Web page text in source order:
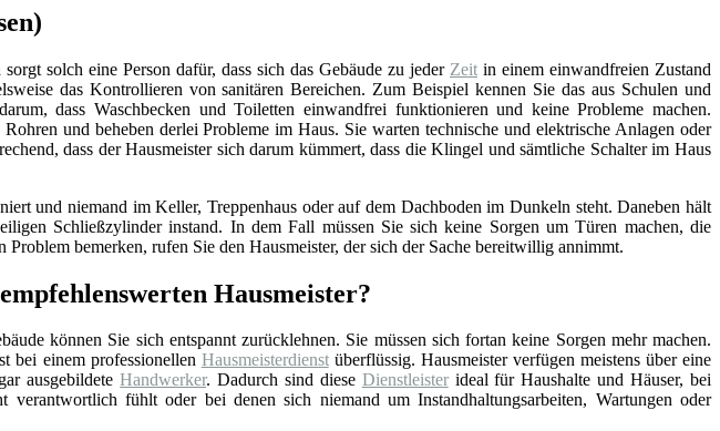
solch eine Person dafür, dass sich das Gebäude zu jeder Zeit in einem einwandfreien Zustand
das Kontrollieren von sanitären Bereichen. Zum Beispiel kennen Sie das aus Schulen und
dass Waschbecken und Toiletten einwandfrei funktionieren und keine Probleme machen.
und beheben derlei Probleme im Haus. Sie warten technische und elektrische Anlagen oder
dass der Hausmeister sich darum kümmert, dass die Klingel und sämtliche Schalter im Haus
und niemand im Keller, Treppenhaus oder auf dem Dachboden im Dunkeln steht. Daneben hält
Schließzylinder instand. In dem Fall müssen Sie sich keine Sorgen um Türen machen, die
Problem bemerken, rufen Sie den Hausmeister, der sich der Sache bereitwillig annimmt.
Hausmeister?
können Sie sich entspannt zurücklehnen. Sie müssen sich fortan keine Sorgen mehr machen.
bei einem professionellen Hausmeisterdienstüberflüssig. Hausmeister verfügen meistens über eine
ausgebildeteHandwerker. Dadurch sind diese Dienstleisterideal für Haushalte und Häuser, bei
fühlt oder bei denen sich niemand um Instandhaltungsarbeiten, Wartungen oder